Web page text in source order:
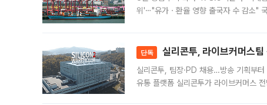
위'⋯"유가ㆍ환율 영향 출국자 수 감소"
단독 실리콘투, 라이브커머스
실리콘투, 팀장·PD 채용…방송 기획부
유통 플랫폼 실리콘투가 라이브커머스